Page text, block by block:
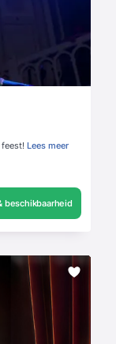
feest! Lees meer
beschikbaarheid